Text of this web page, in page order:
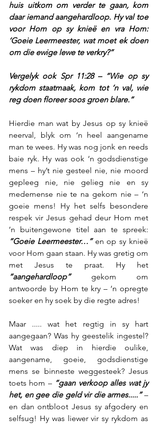
huis uitkom om verder te gaan, kom
daar iemand aangehardloop. Hy val toe
voor Hom op sy knieë en vra Hom:
‘Goeie Leermeester, wat moet ek doen
om die ewige lewe te verkry?”
Vergelyk ook Spr 11:28 – “Wie op sy
rykdom staatmaak, kom tot ‘n val, wie
reg doen floreer soos groen blare.”
Hierdie man wat by Jesus op sy knieë
neerval, blyk om ‘n heel aangename
man te wees. Hy was nog jonk en reeds
baie ryk. Hy was ook ‘n godsdienstige
mens – hy’t nie gesteel nie, nie moord
gepleeg nie, nie gelieg nie en sy
medemense nie te na gekom nie – ‘n
goeie mens! Hy het selfs besondere
respek vir Jesus gehad deur Hom met
“Goeie Leermeester…” en op sy knieë
voor Hom gaan staan. Hy was gretig om
“aangehardloop” gekom om
antwoorde by Hom te kry – ‘n opregte
soeker en hy soek by die regte adres!
Maar ..... wat het regtig in sy hart
aangegaan? Was hy geestelik ingestel?
Wat was diep in hierdie oulike,
aangename, goeie, godsdienstige
mens se binneste weggesteek? Jesus
toets hom – “gaan verkoop alles wat jy
het, en gee die geld vir die armes.....” –
en dan ontbloot Jesus sy afgodery en
selfsug! Hy was liewer vir sy rykdom as